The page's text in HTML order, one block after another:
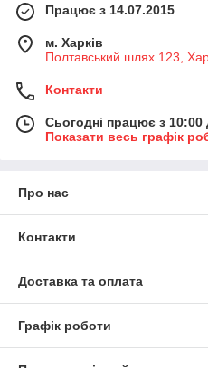
Працює з 14.07.2015
м. Харків
Полтавський шлях 123,
Контакти
Сьогодні працює з 10:00
Показати весь графік
Про нас
Контакти
Доставка та оплата
Графік роботи